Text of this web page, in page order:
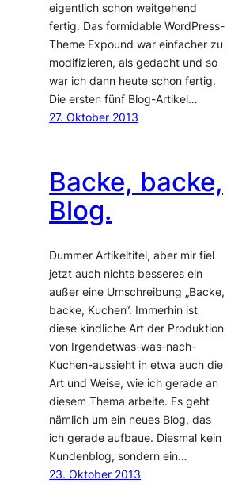
eigentlich schon weitgehend
fertig. Das formidable WordPress-
Theme Expound war einfacher zu
modifizieren, als gedacht und so
war ich dann heute schon fertig.
Die ersten fünf Blog-Artikel…
27. Oktober 2013
Backe, backe,
Blog.
Dummer Artikeltitel, aber mir fiel
jetzt auch nichts besseres ein
außer eine Umschreibung „Backe,
backe, Kuchen“. Immerhin ist
diese kindliche Art der Produktion
von Irgendetwas-was-nach-
Kuchen-aussieht in etwa auch die
Art und Weise, wie ich gerade an
diesem Thema arbeite. Es geht
nämlich um ein neues Blog, das
ich gerade aufbaue. Diesmal kein
Kundenblog, sondern ein…
23. Oktober 2013